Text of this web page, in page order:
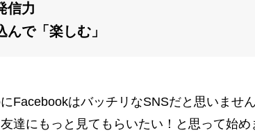
信力
で「楽しむ」
FacebookはバッチリなSNSだと思いませ
達にもっと見てもらいたい！と思って始め